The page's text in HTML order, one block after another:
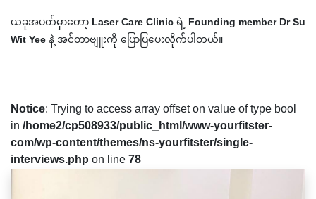
ယခုအပတ်မှာတော့Laser Care Clinicရဲ့Founding member Dr Su
Wit Yeeနဲ့ အင်တာဗျူးကို ပြောပြပေးလိုက်ပါတယ်။
Notice: Trying to access array offset on value of type bool
in/home2/cp508933/public_html/www-yourfitster-
com/wp-content/themes/ns-yourfitster/single-
interviews.phpon line78